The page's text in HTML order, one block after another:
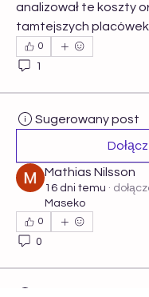
analizował te koszty
tamtejszych
0
1
Sugerowany post
Dołącz
Mathias Nilsson
16 dni temu ·
Maseko
0
0